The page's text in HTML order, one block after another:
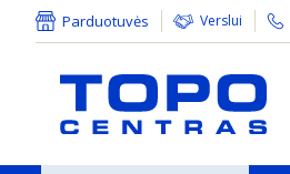
Parduotuvės Verslui